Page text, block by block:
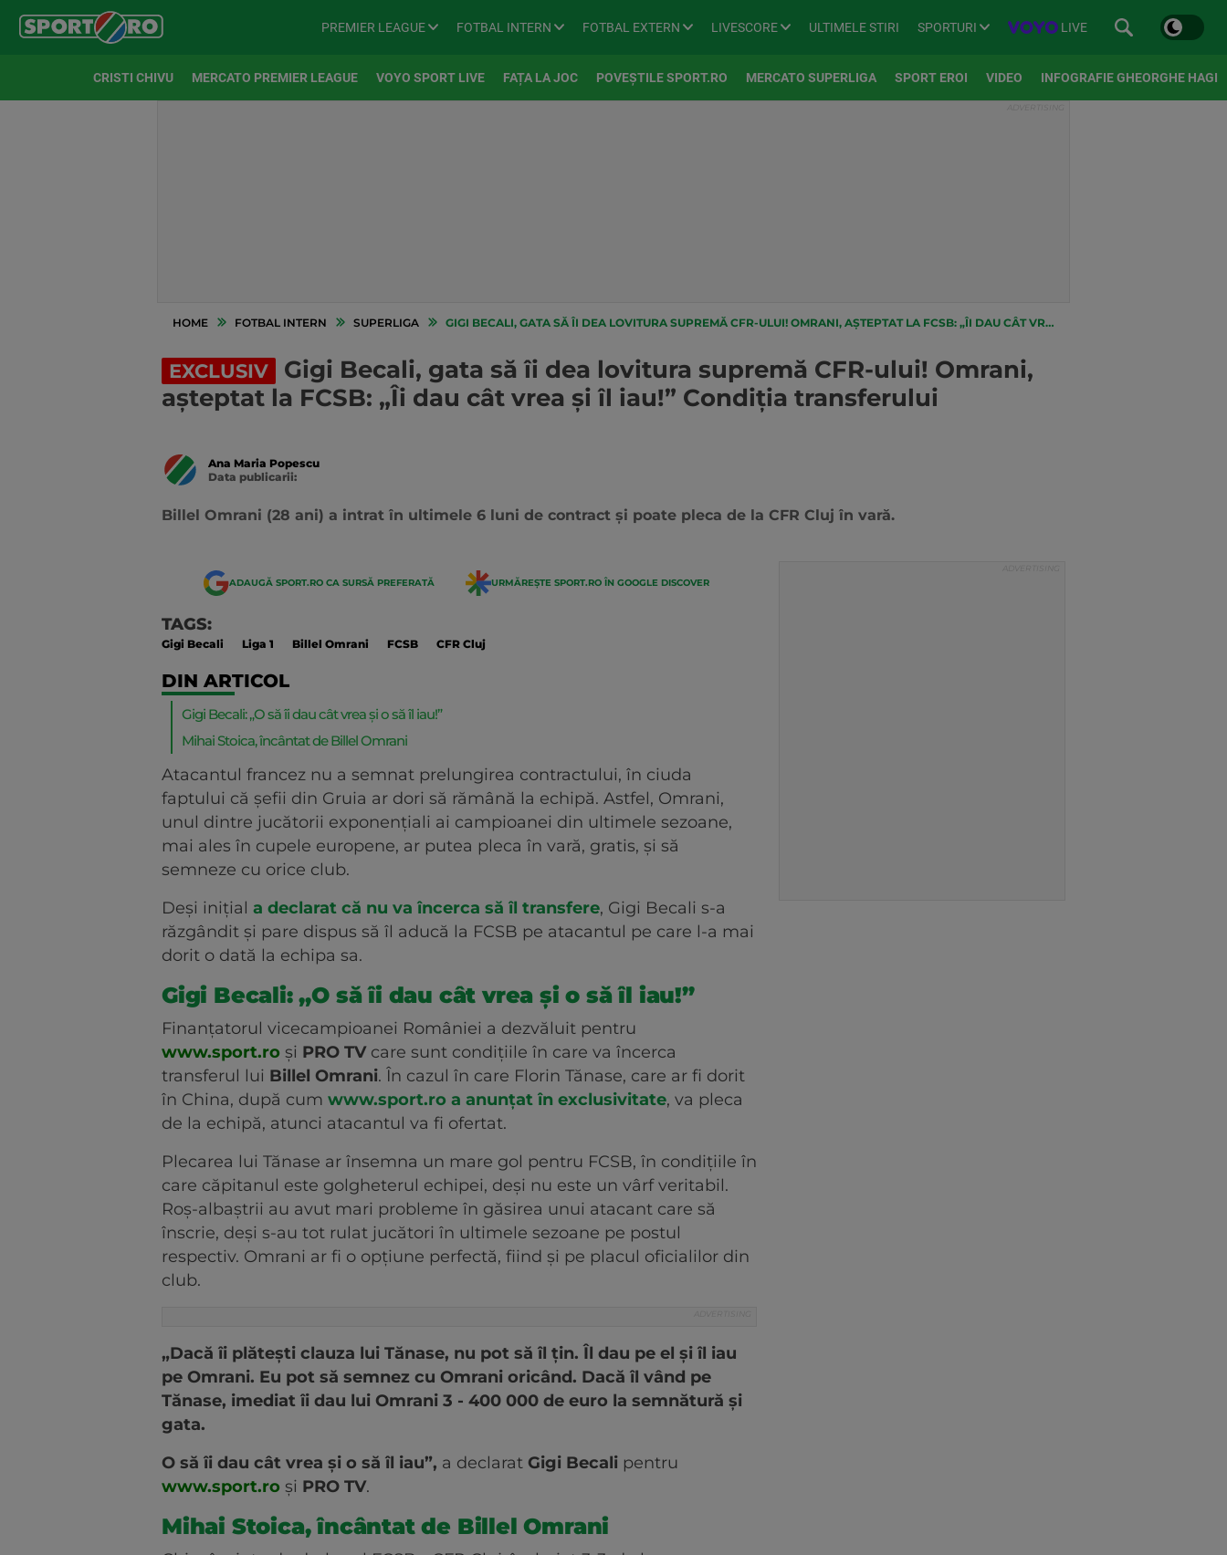
PREMIER LEAGUE FOTBAL INTERN FOTBAL EXTERN LIVESCORE ULTIMELE STIRI SPORTURI LIVE
CRISTI CHIVU MERCATO PREMIER LEAGUE VOYO SPORT LIVE FAȚA LA JOC POVEȘTILE SPORT.RO MERCATO SUPERLIGA SPORT EROI VIDEO INFOGRAFIE GHEORGHE HAGI
HOME FOTBAL INTERN SUPERLIGA GIGI BECALI, GATA SĂ ÎI DEA LOVITURA SUPREMĂ CFR-ULUI! OMRANI, AȘTEPTAT LA FCSB: „ÎI DAU CÂT VREA ȘI ÎL IAU!” CONDIȚIA TRANSFERULUI
EXCLUSIV
Gigi Becali, gata să îi dea lovitura supremă CFR-ului! Omrani,
așteptat la FCSB: „Îi dau cât vrea și îl iau!” Condiția transferului
Ana Maria Popescu
Data publicarii:
Billel Omrani (28 ani) a intrat în ultimele 6 luni de contract și poate pleca de la CFR Cluj în vară.
ADAUGĂ SPORT.RO CA SURSĂ PREFERATĂ URMĂREȘTE SPORT.RO ÎN GOOGLE DISCOVER
TAGS:
Gigi Becali Liga 1 Billel Omrani FCSB CFR Cluj
DIN ARTICOL
Gigi Becali: „O să îi dau cât vrea și o să îl iau!”
Mihai Stoica, încântat de Billel Omrani
Atacantul francez nu a semnat prelungirea contractului, în ciuda
faptului că șefii din Gruia ar dori să rămână la echipă. Astfel, Omrani,
unul dintre jucătorii exponențiali ai campioanei din ultimele sezoane,
mai ales în cupele europene, ar putea pleca în vară, gratis, și să
semneze cu orice club.
Deși inițial a declarat că nu va încerca să îl transfere, Gigi Becali s-a
răzgândit și pare dispus să îl aducă la FCSB pe atacantul pe care l-a mai
dorit o dată la echipa sa.
Gigi Becali: „O să îi dau cât vrea și o să îl iau!”
Finanțatorul vicecampioanei României a dezvăluit pentru
www.sport.ro și PRO TVcare sunt condițiile în care va încerca
transferul lui Billel Omrani. În cazul în care Florin Tănase, care ar fi dorit
în China, după cum www.sport.ro a anunțat în exclusivitate, va pleca
de la echipă, atunci atacantul va fi ofertat.
Plecarea lui Tănase ar însemna un mare gol pentru FCSB, în condițiile în
care căpitanul este golgheterul echipei, deși nu este un vârf veritabil.
Roș-albaștrii au avut mari probleme în găsirea unui atacant care să
înscrie, deși s-au tot rulat jucători în ultimele sezoane pe postul
respectiv. Omrani ar fi o opțiune perfectă, fiind și pe placul oficialilor din
club.
„Dacă îi plătești clauza lui Tănase, nu pot să îl țin. Îl dau pe el și îl iau
pe Omrani. Eu pot să semnez cu Omrani oricând. Dacă îl vând pe
Tănase, imediat îi dau lui Omrani 3 - 400 000 de euro la semnătură și
gata.
O să îi dau cât vrea și o să îl iau”, a declarat Gigi Becali pentru
www.sport.ro și PRO TV.
Mihai Stoica, încântat de Billel Omrani